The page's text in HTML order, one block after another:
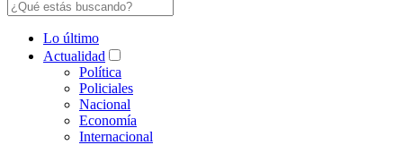
Lo último
Actualidad
Política
Policiales
Nacional
Economía
Internacional